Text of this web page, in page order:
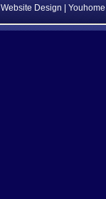
Website Design | Youhome